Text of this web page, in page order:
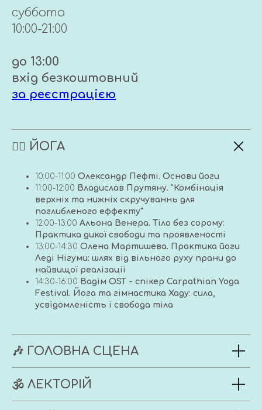
суббота
10:00-21:00
до 13:00
вхід безкоштовний
за реєстрацією
🧘‍♀️ ЙОГА
10:00-11:00 Олександр Пефті. Основи йоги
11:00-12:00 Владислав Прутяну. "Комбінація
верхніх та нижніх скручуваннь для
поглибленого еффекту"
12:00-13:00 Альона Венера. Тіло без сорому:
Практика дикої свободи та проявленості
13:00-14:30 Олена Мартишева. Практика йоги
Леді Нігуми: шлях від вільного руху прани до
найвищої реалізації
14:30-16:00 Вадім ОST - спікер Carpathian Yoga
Festival. Йога та гімнастика Хаду: сила,
усвідомленість і свобода тіла
🎶 ГОЛОВНА СЦЕНА
🕉️ ЛЕКТОРІЙ